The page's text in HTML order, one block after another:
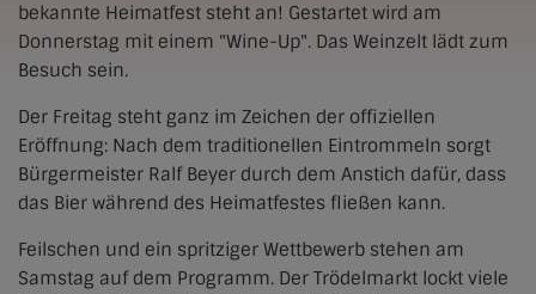
bekannte Heimatfest steht an! Gestartet wird am
Donnerstag mit einem "Wine-Up". Das Weinzelt lädt zum
Besuch sein.
Der Freitag steht ganz im Zeichen der offiziellen
Eröffnung: Nach dem traditionellen Eintrommeln sorgt
Bürgermeister Ralf Beyer durch dem Anstich dafür, dass
das Bier während des Heimatfestes fließen kann.
Feilschen und ein spritziger Wettbewerb stehen am
Samstag auf dem Programm. Der Trödelmarkt lockt viele